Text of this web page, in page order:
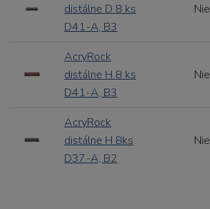
distálne D 8 ks
D41-A, B3
Nie
AcryRock
distálne H 8 ks
D41-A, B3
Nie
AcryRock
distálne H 8ks
D37-A, B2
Nie